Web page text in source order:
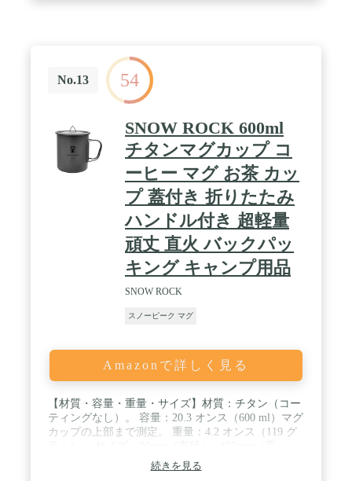
No.13 54
SNOW ROCK 600ml
チタンマグカップ コ
ーヒー マグ お茶 カッ
プ 蓋付き 折りたたみ
ハンドル付き 超軽量
頑丈 直火 バックパッ
キング キャンプ用品
SNOW ROCK
スノーピーク マグ
Amazonで詳しく見る
【材質・容量・重量・サイズ】材質：チタン（コー
ティングなし）。 容量：20.3 オンス（600 ml）マグ
カップの上部まで測定。 重量：4.2 オンス（119 グ
さ）。 / 【ヘルシーキャンプマグ】99.8％チタン製
で、ヘルシーで耐食性に優れています。 チタン製品
続きを見る